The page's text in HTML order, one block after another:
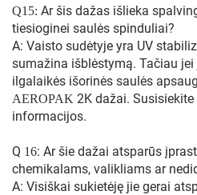
Q15: Ar šis dažas išlieka
tiesioginei saulės spinduliai?
A: Vaisto sudėtyje yra UV
sumažina išblėstymą. Tačiau
ilgalaikės išorinės saulės
AEROPAK 2K dažai.
informacijos.
Q 16: Ar šie dažai atsparūs
chemikalams, valikliams ar
A: Visiškai sukietėję jie gerai